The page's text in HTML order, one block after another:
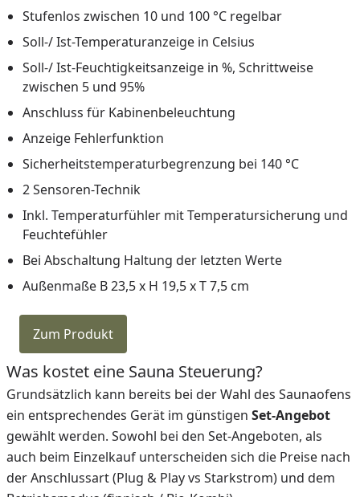
Stufenlos zwischen 10 und 100 °C regelbar
Soll-/ Ist-Temperaturanzeige in Celsius
Soll-/ Ist-Feuchtigkeitsanzeige in %, Schrittweise
zwischen 5 und 95%
Anschluss für Kabinenbeleuchtung
Anzeige Fehlerfunktion
Sicherheitstemperaturbegrenzung bei 140 °C
2 Sensoren-Technik
Inkl. Temperaturfühler mit Temperatursicherung und
Feuchtefühler
Bei Abschaltung Haltung der letzten Werte
Außenmaße B 23,5 x H 19,5 x T 7,5 cm
Zum Produkt
Was kostet eine Sauna Steuerung?
Grundsätzlich kann bereits bei der Wahl des Saunaofens
ein entsprechendes Gerät im günstigen Set-Angebot
gewählt werden. Sowohl bei den Set-Angeboten, als
auch beim Einzelkauf unterscheiden sich die Preise nach
der Anschlussart (Plug & Play vs Starkstrom) und dem